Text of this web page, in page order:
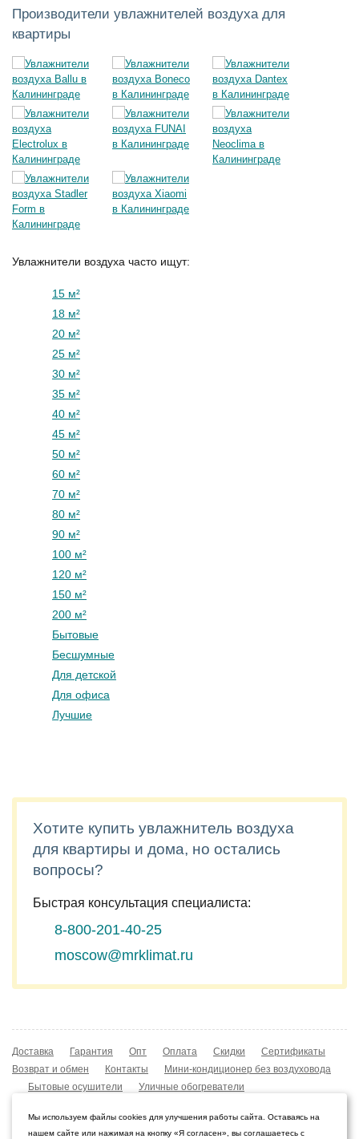
Производители увлажнителей воздуха для
квартиры
Увлажнители воздуха часто ищут:
15 м²
18 м²
20 м²
25 м²
30 м²
35 м²
40 м²
45 м²
50 м²
60 м²
70 м²
80 м²
90 м²
100 м²
120 м²
150 м²
200 м²
Бытовые
Бесшумные
Для детской
Для офиса
Лучшие
Хотите купить увлажнитель воздуха
для квартиры и дома, но остались
вопросы?
Быстрая консультация специалиста:
8-800-201-40-25
moscow@mrklimat.ru
Доставка Гарантия Опт Оплата Скидки
Сертификаты
Возврат и обмен
Контакты
Мини-кондиционер без воздуховода
Бытовые осушители
Уличные обогреватели
Охладители воздуха
Конвекторы NOBO
Мы используем файлы cookies для улучшения работы сайта. Оставаясь на
нашем сайте или нажимая на кнопку «Я согласен», вы соглашаетесь с